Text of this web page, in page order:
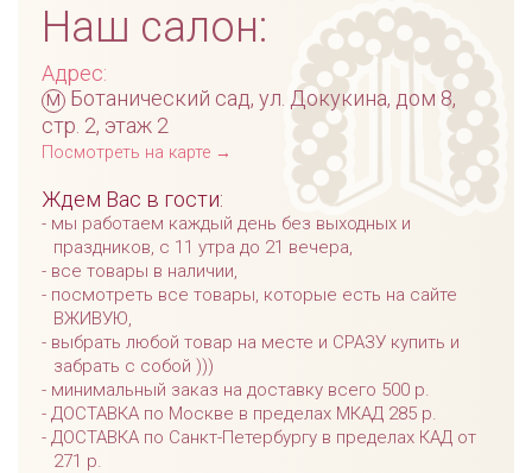
Наш салон:
Адрес:
м Ботанический сад, ул. Докукина, дом 8,
стр. 2, этаж 2
Посмотреть на карте →
Ждем Вас в гости:
мы работаем каждый день без выходных и
праздников, с 11 утра до 21 вечера,
все товары в наличии,
посмотреть все товары, которые есть на сайте
ВЖИВУЮ,
выбрать любой товар на месте и СРАЗУ купить и
забрать с собой )))
минимальный заказ на доставку всего 500 р.
ДОСТАВКА по Москве в пределах МКАД 285 р.
ДОСТАВКА по Санкт-Петербургу в пределах КАД от
271 р.